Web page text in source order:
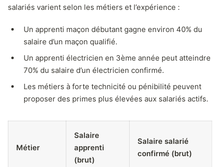
salariés varient selon les métiers et l’expérience :
Un apprenti maçon débutant gagne environ 40% du
salaire d’un maçon qualifié.
Un apprenti électricien en 3ème année peut atteindre
70% du salaire d’un électricien confirmé.
Les métiers à forte technicité ou pénibilité peuvent
proposer des primes plus élevées aux salariés actifs.
Métier
Salaire
apprenti
(brut)
Salaire salarié
confirmé (brut)